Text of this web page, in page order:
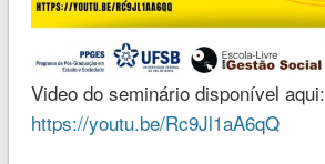
Video do seminário disponível aqui:
https://youtu.be/Rc9Jl1aA6qQ